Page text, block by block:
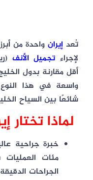
تُعدإيرانواحدة من أبرز
لإجراءتجميل الأنف
أقل مقارنة بدول
واسعة في هذا النوع
شائعًا بين السياح
لماذا تختار
خبرة جراحية
مئات العمليات
الجراحات